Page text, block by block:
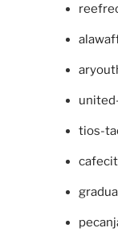
tios-